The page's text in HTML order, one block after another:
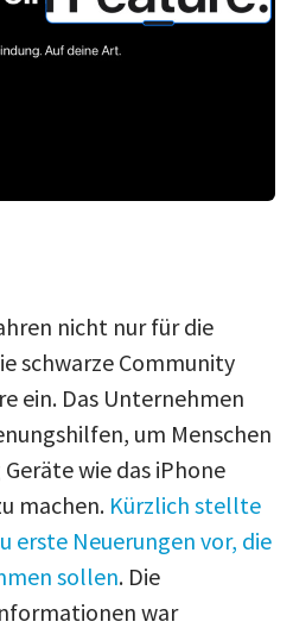
nicht nur für die
schwarze Community
ein. Das Unternehmen
um Menschen
wie das iPhone
machen. Kürzlich stellte
erste Neuerungen vor, die
sollen. Die
war